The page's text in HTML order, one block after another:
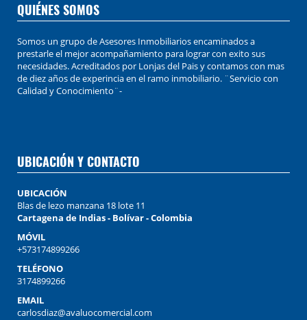
QUIÉNES SOMOS
Somos un grupo de Asesores Inmobiliarios encaminados a
prestarle el mejor acompañamiento para lograr con exito sus
necesidades. Acreditados por Lonjas del Pais y contamos con mas
de diez años de experincia en el ramo inmobiliario. ¨Servicio con
Calidad y Conocimiento¨-
UBICACIÓN Y CONTACTO
UBICACIÓN
Blas de lezo manzana 18 lote 11
Cartagena de Indias - Bolívar - Colombia
MÓVIL
+573174899266
TELÉFONO
3174899266
EMAIL
carlosdiaz@avaluocomercial.com